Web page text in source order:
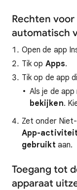
Rechten
automatisch
Open de app
Tik op Apps.
Tik op de app
Als je de
bekijken.
Zet onder
App-
gebruikt aan.
Toegang tot
apparaat